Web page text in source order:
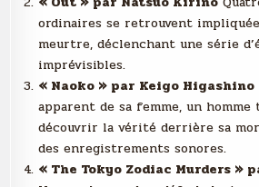
ordinaires se retrouvent
meurtre, déclenchant une série
imprévisibles.
« Naoko » par Keigo Higashino
apparent de sa femme, un
découvrir la vérité derrière sa
des enregistrements sonores.
« The Tokyo Zodiac Murders »